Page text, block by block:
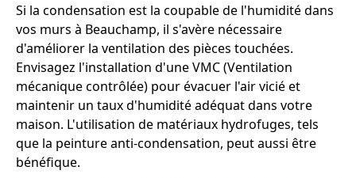
Si la condensation est la coupable de l'humidité dans
vos murs à Beauchamp, il s'avère nécessaire
d'améliorer la ventilation des pièces touchées.
Envisagez l'installation d'une VMC (Ventilation
mécanique contrôlée) pour évacuer l'air vicié et
maintenir un taux d'humidité adéquat dans votre
maison. L'utilisation de matériaux hydrofuges, tels
que la peinture anti-condensation, peut aussi être
bénéfique.